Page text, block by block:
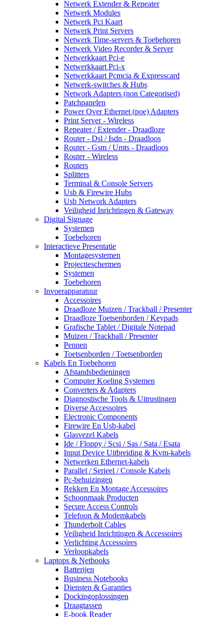
Netwerk Extender & Repeater
Netwerk Modules
Netwerk Pci Kaart
Netwerk Print Servers
Netwerk Time-servers & Toebehoren
Netwerk Video Recorder & Server
Netwerkkaart Pci-e
Netwerkkaart Pci-x
Netwerkkaart Pcmcia & Expresscard
Netwerk-switches & Hubs
Network Adapters (non Categorised)
Patchpanelen
Power Over Ethernet (poe) Adapters
Print Server - Wireless
Repeater / Extender - Draadloze
Router - Dsl / Isdn - Draadloos
Router - Gsm / Umts - Draadloos
Router - Wireless
Routers
Splitters
Terminal & Console Servers
Usb & Firewire Hubs
Usb Network Adapters
Veiligheid Inrichtingen & Gateway
Digital Signage
Systemen
Toebehoren
Interactieve Presentatie
Montagesystemen
Projectieschermen
Systemen
Toebehoren
Invoerapparatuur
Accessoires
Draadloze Muizen / Trackball / Presenter
Draadloze Toetsenborden / Keypads
Grafische Tablet / Digitale Notepad
Muizen / Trackball / Presenter
Pennen
Toetsenborden / Toetsenborden
Kabels En Toebehoren
Afstandsbedieningen
Computer Koeling Systemen
Converters & Adapters
Diagnostische Tools & Uitrustingen
Diverse Accessoires
Electronic Components
Firewire En Usb-kabel
Glasvezel Kabels
Ide / Floppy / Scsi / Sas / Sata / Esata
Input Device Uitbreiding & Kvm-kabels
Netwerken Ethernet-kabels
Parallel / Serieel / Console Kabels
Pc-behuizingen
Rekken En Montage Accessoires
Schoonmaak Producten
Secure Access Controls
Telefoon & Modemkabels
Thunderbolt Cables
Veiligheid Inrichtingen & Accessoires
Verlichting Accessoires
Verloopkabels
Laptops & Netbooks
Batterijen
Business Notebooks
Diensten & Garanties
Dockingoplossingen
Draagtassen
E-book Reader